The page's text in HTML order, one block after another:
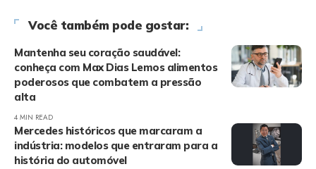
Você também pode gostar:
Mantenha seu coração saudável:
conheça com Max Dias Lemos alimentos
poderosos que combatem a pressão
alta
4 MIN READ
Mercedes históricos que marcaram a
indústria: modelos que entraram para a
história do automóvel